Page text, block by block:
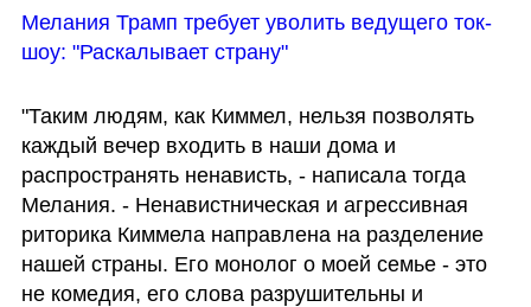
Мелания Трамп требует уволить ведущего ток-
шоу: "Раскалывает страну"
"Таким людям, как Киммел, нельзя позволять
каждый вечер входить в наши дома и
распространять ненависть, - написала тогда
Мелания. - Ненавистническая и агрессивная
риторика Киммела направлена на разделение
нашей страны. Его монолог о моей семье - это
не комедия, его слова разрушительны и